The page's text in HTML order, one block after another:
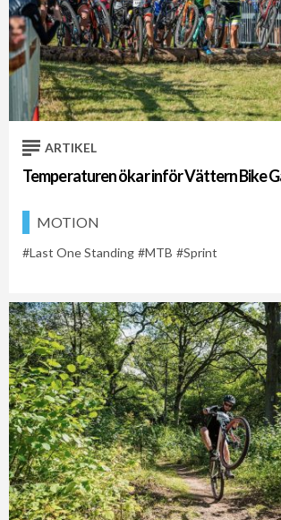
ARTIKEL
Temperaturen ökar inför Vättern Bike
MOTION
Last One Standing MTB Sprint